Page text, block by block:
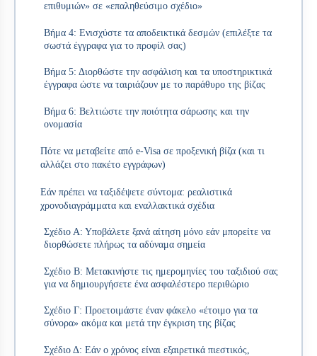
επιθυμιών» σε «επαληθεύσιμο σχέδιο»
Βήμα 4: Ενισχύστε τα αποδεικτικά δεσμών (επιλέξτε τα
σωστά έγγραφα για το προφίλ σας)
Βήμα 5: Διορθώστε την ασφάλιση και τα υποστηρικτικά
έγγραφα ώστε να ταιριάζουν με το παράθυρο της βίζας
Βήμα 6: Βελτιώστε την ποιότητα σάρωσης και την
ονομασία
Πότε να μεταβείτε από e-Visa σε προξενική βίζα (και τι
αλλάζει στο πακέτο εγγράφων)
Εάν πρέπει να ταξιδέψετε σύντομα: ρεαλιστικά
χρονοδιαγράμματα και εναλλακτικά σχέδια
Σχέδιο Α: Υποβάλετε ξανά αίτηση μόνο εάν μπορείτε να
διορθώσετε πλήρως τα αδύναμα σημεία
Σχέδιο Β: Μετακινήστε τις ημερομηνίες του ταξιδιού σας
για να δημιουργήσετε ένα ασφαλέστερο περιθώριο
Σχέδιο Γ: Προετοιμάστε έναν φάκελο «έτοιμο για τα
σύνορα» ακόμα και μετά την έγκριση της βίζας
Σχέδιο Δ: Εάν ο χρόνος είναι εξαιρετικά πιεστικός,